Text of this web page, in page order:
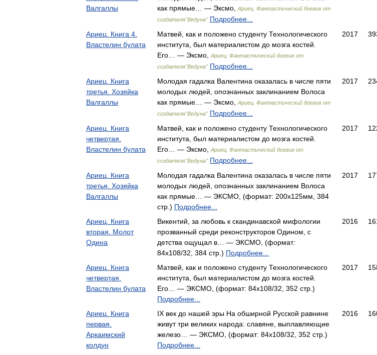
Валгаллы
как прямые… — Эксмо,
Ариец. Фантастический боевик от
создателя"Ведуна" Подробнее...
Ариец. Книга 4.
Властелин булата
Матвей, как и положено студенту Технологического
института, был материалистом до мозга костей.
Его… — Эксмо,
Ариец. Фантастический боевик от
создателя"Ведуна" Подробнее...
2017
Ариец. Книга
третья. Хозяйка
Валгаллы
Молодая гадалка Валентина оказалась в числе пяти
молодых людей, опознанных заклинанием Волоса
как прямые… — Эксмо,
Ариец. Фантастический боевик от
создателя"Ведуна" Подробнее...
2017
Ариец. Книга
четвертая.
Властелин булата
Матвей, как и положено студенту Технологического
института, был материалистом до мозга костей.
Его… — Эксмо,
Ариец. Фантастический боевик от
создателя"Ведуна" Подробнее...
2017
Ариец. Книга
третья. Хозяйка
Валгаллы
Молодая гадалка Валентина оказалась в числе пяти
молодых людей, опознанных заклинанием Волоса
как прямые… — ЭКСМО, (формат: 200x125мм, 384
стр.) Подробнее...
2017
Ариец. Книга
вторая. Молот
Одина
Викентий, за любовь к скандинавской мифологии
прозванный среди реконструкторов Одином, с
детства ощущал в… — ЭКСМО, (формат:
84x108/32, 384 стр.) Подробнее...
2016
Ариец. Книга
четвертая.
Властелин булата
Матвей, как и положено студенту Технологического
института, был материалистом до мозга костей.
Его… — ЭКСМО, (формат: 84x108/32, 352 стр.)
Подробнее...
2017
Ариец. Книга
первая.
Аркаимский
колдун
IX век до нашей эры На обширной Русской равнине
живут три великих народа: славяне, выплавляющие
железо… — ЭКСМО, (формат: 84x108/32, 352 стр.)
Подробнее...
2016